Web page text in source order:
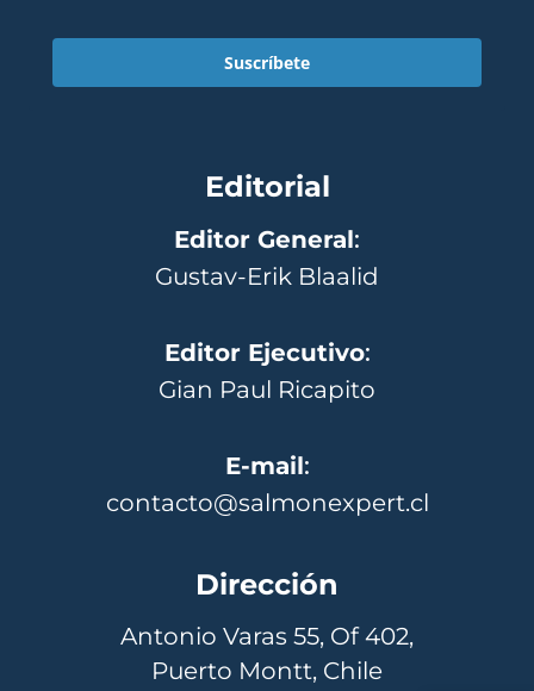
Suscríbete
Editorial
Editor General:
Gustav-Erik Blaalid
Editor Ejecutivo:
Gian Paul Ricapito
E-mail:
contacto@salmonexpert.cl
Dirección
Antonio Varas 55, Of 402,
Puerto Montt, Chile